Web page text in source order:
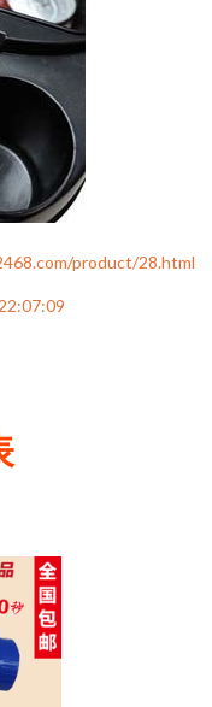
product/28.html